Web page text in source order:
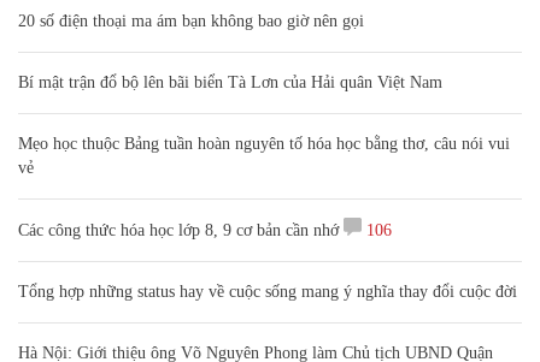
20 số điện thoại ma ám bạn không bao giờ nên gọi
Bí mật trận đổ bộ lên bãi biển Tà Lơn của Hải quân Việt Nam
Mẹo học thuộc Bảng tuần hoàn nguyên tố hóa học bằng thơ, câu nói vui
vẻ
Các công thức hóa học lớp 8, 9 cơ bản cần nhớ 106
Tổng hợp những status hay về cuộc sống mang ý nghĩa thay đổi cuộc đời
Hà Nội: Giới thiệu ông Võ Nguyên Phong làm Chủ tịch UBND Quận